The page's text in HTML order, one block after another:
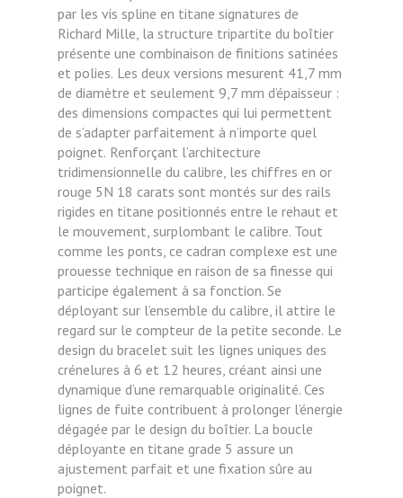
par les vis spline en titane signatures de
Richard Mille, la structure tripartite du boîtier
présente une combinaison de finitions satinées
et polies. Les deux versions mesurent 41,7 mm
de diamètre et seulement 9,7 mm d’épaisseur :
des dimensions compactes qui lui permettent
de s’adapter parfaitement à n’importe quel
poignet. Renforçant l’architecture
tridimensionnelle du calibre, les chiffres en or
rouge 5N 18 carats sont montés sur des rails
rigides en titane positionnés entre le rehaut et
le mouvement, surplombant le calibre. Tout
comme les ponts, ce cadran complexe est une
prouesse technique en raison de sa finesse qui
participe également à sa fonction. Se
déployant sur l’ensemble du calibre, il attire le
regard sur le compteur de la petite seconde. Le
design du bracelet suit les lignes uniques des
crénelures à 6 et 12 heures, créant ainsi une
dynamique d’une remarquable originalité. Ces
lignes de fuite contribuent à prolonger l’énergie
dégagée par le design du boîtier. La boucle
déployante en titane grade 5 assure un
ajustement parfait et une fixation sûre au
poignet.